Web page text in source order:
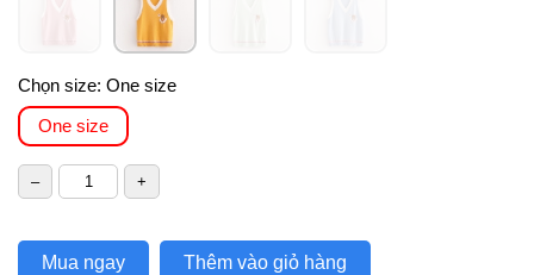
Chọn size: One size
One size
Mua ngay Thêm vào giỏ hàng